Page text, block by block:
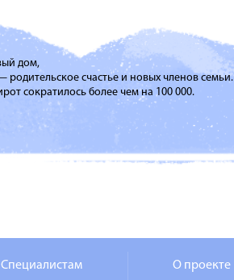
дом,
счастье и новых членов семьи.
сократилось более чем на 100 000.
Специалистам О проекте